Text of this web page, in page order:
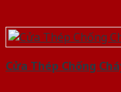
Cửa Thép Chống